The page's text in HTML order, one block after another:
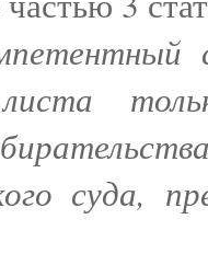
листа
суда,